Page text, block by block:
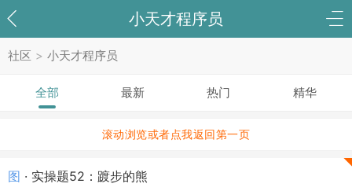
小天才程序员
社区 > 小天才程序员
全部 最新 热门 精华
滚动浏览或者点我返回第一页
图 · 实操题52：踱步的熊